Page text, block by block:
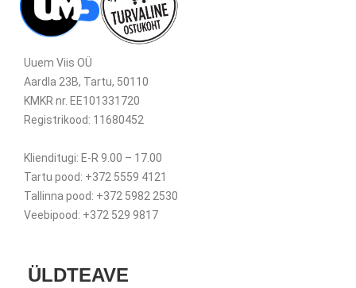
Uuem Viis OÜ
Aardla 23B, Tartu, 50110
KMKR nr. EE101331720
Registrikood: 11680452
Klienditugi: E-R 9.00 – 17.00
Tartu pood: +372 5559 4121
Tallinna pood: +372 5982 2530
Veebipood: +372 529 9817
ÜLDTEAVE